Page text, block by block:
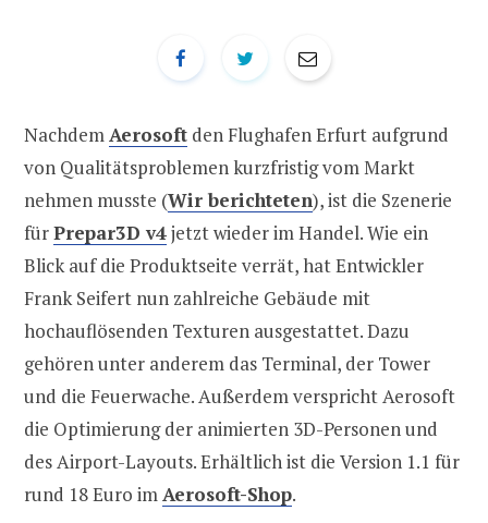
NachdemAerosoft den Flughafen Erfurt aufgrund
von Qualitätsproblemen kurzfristig vom Markt
nehmen musste (Wir berichteten), ist die Szenerie
fürPrepar3D v4jetzt wieder im Handel. Wie ein
Blick auf die Produktseite verrät, hat Entwickler
Frank Seifert nun zahlreiche Gebäude mit
hochauflösenden Texturen ausgestattet. Dazu
gehören unter anderem das Terminal, der Tower
und die Feuerwache. Außerdem verspricht Aerosoft
die Optimierung der animierten 3D-Personen und
des Airport-Layouts. Erhältlich ist die Version 1.1 für
rund 18 Euro imAerosoft-Shop.